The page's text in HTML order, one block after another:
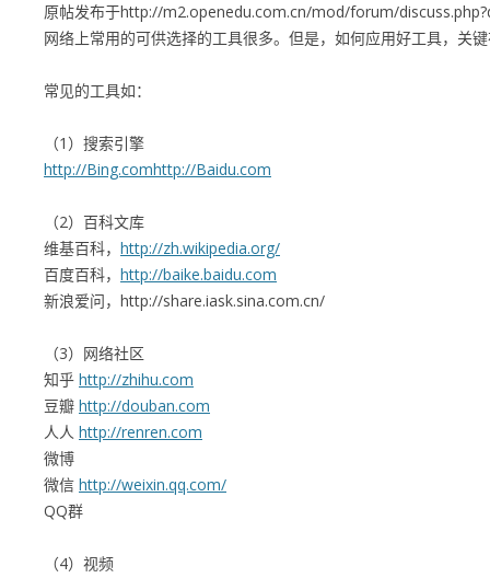
原帖发布于http://m2.openedu.com.cn/mod/forum/
网络上常用的可供选择的工具很多。但是，如何应用好工具，关
常见的工具如：
（1）搜索引擎
http://Bing.comhttp://Baidu.com
（2）百科文库
维基百科， http://zh.wikipedia.org/
百度百科， http://baike.baidu.com
新浪爱问， http://share.iask.sina.com.cn/
（3）网络社区
知乎 http://zhihu.com
豆瓣 http://douban.com
人人 http://renren.com
微博
微信 http://weixin.qq.com/
QQ群
（4）视频